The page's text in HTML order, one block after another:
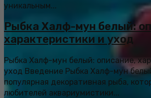
уникальным...
Рыбка Халф-мун белый:
характеристики и уход
Рыбка Халф-мун белый: описание,
уход Введение Рыбка Халф-мун
популярная декоративная рыба,
любителей аквариумистики...